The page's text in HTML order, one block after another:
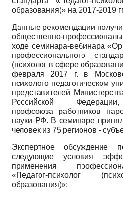
образования)» на 2017-2019
Данные рекомендации
общественно-
ходе семинара-вебинара
профессионального
(психолог в сфере
февраля 2017 г. в
психолого-педагогическом
представителей
Российской
профсоюза работников
науки РФ. В семинаре
человек из 75 регионов -
Экспертное обсуждение
следующие условия
применения
«Педагог-психолог
образования)»: